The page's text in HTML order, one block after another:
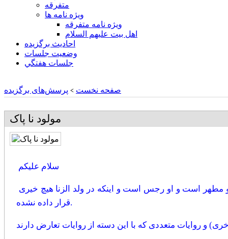
متفرقه
ويژه نامه ها
ويژه نامه متفرقه
اهل بيت عليهم السلام
احادیث برگزیده
وضعیت جلسات
جلسات هفتگي
صفحه نخست > پرسش‌های برگزیده
مولود نا پاک
سلام علیکم
قرار داده نشده.